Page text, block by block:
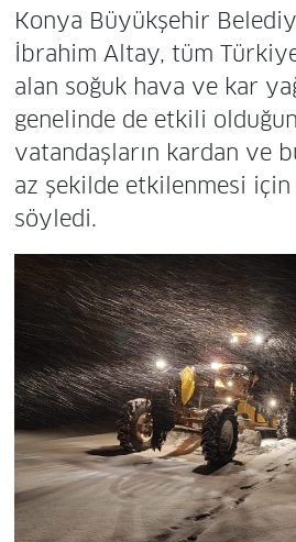
Konya Büyükşehir
İbrahim Altay, tüm
alan soğuk hava ve kar
genelinde de etkili
vatandaşların kardan ve
az şekilde etkilenmesi
söyledi.